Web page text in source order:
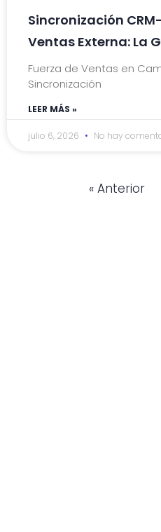
Sincronización
Ventas Externa: La
Fuerza de Ventas en
Sincronización
LEER MÁS »
julio 6, 2026 No hay
« Anterior